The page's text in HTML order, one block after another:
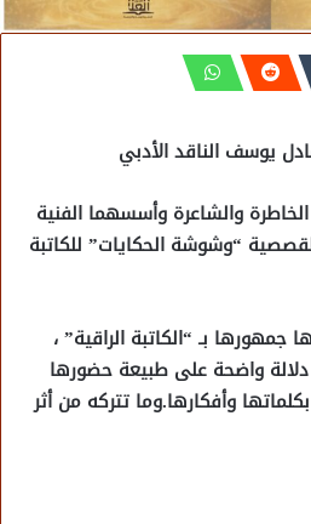
يوسف الناقد الأدبي
والشاعرة وأسسهما الفنية
“وشوشة الحكايات” للكاتبة
جمهورها بـ “الكاتبة الراقية” ،
واضحة على طبيعة حضورها
وأفكارها.وما تتركه من أثر